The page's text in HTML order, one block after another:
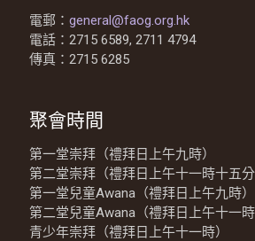
電郵： general@faog.org.hk
電話：2715 6589, 2711 4794
傳真：2715 6285
聚會時間
第一堂崇拜（禮拜日上午九時）
第二堂崇拜（禮拜日上午十一時十五分
第一堂兒童Awana（禮拜日上午九時）
第二堂兒童Awana（禮拜日上午十一時
青少年崇拜（禮拜日上午十一時）